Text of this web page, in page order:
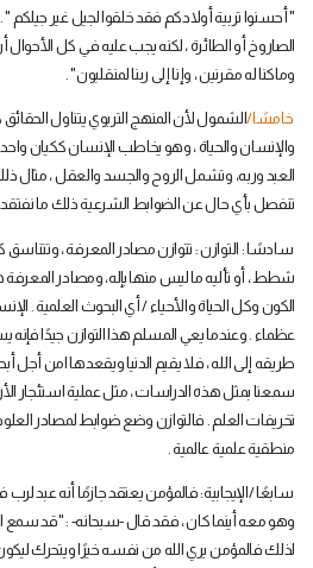
" أحسنوا تربية أولادكم فقد خلقوا لجيل غير جيلكم
الصاروخ أو الطائرة ، لكنه يجب عليه في كل
وماكنا له مقرنين ، وإنا إلى ربنا لمنقلبون" .
خامسًا/الشمول لأن المنهج التربوي يتناول
والإنسان والحياة ، وهو يخاطب الإنسان ككيان
العبد وربه، وتشمل الروح والجسد والعقل ، مثال ذلك :
تنفصل بأي حال عن الضوابط الشرعية ذلك ما نفتقده
سادسًا : التوازن : تتوازن مصادر المعرفة ،
شطط ، أو تأليه ما ليس منها بإله، ومصادر المعرفة
الكون وكل الحياة والأحياء / أي البحوث العلمية .
عظماء . وعندما يعي المسلم هذا التوازن جيدًا فإنه
طريقه إلى الله ، فلا يقيم الدنيا ويقعدها امن
سمعنا بمثل هذه الدراسات ، مثل عملية استئجار
تخريفات العلم . فالتوازن وضع ضوابط لمصادر
منطقية علمية عالمية .
سابعًا /الإيجابية: فالمؤمن يعتقد جازمًا أنه عبد لرب
وهو معه أينما كان ، فقد قال -سبحانه- : "قد سمع
لذلك فالمؤمن يري الله من نفسه خيرًا ويتحرك